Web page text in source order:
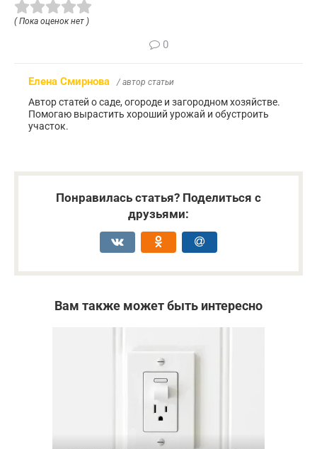
( Пока оценок нет )
0
Елена Смирнова / автор статьи
Автор статей о саде, огороде и загородном хозяйстве.
Помогаю вырастить хороший урожай и обустроить
участок.
Понравилась статья? Поделиться с
друзьями:
Вам также может быть интересно